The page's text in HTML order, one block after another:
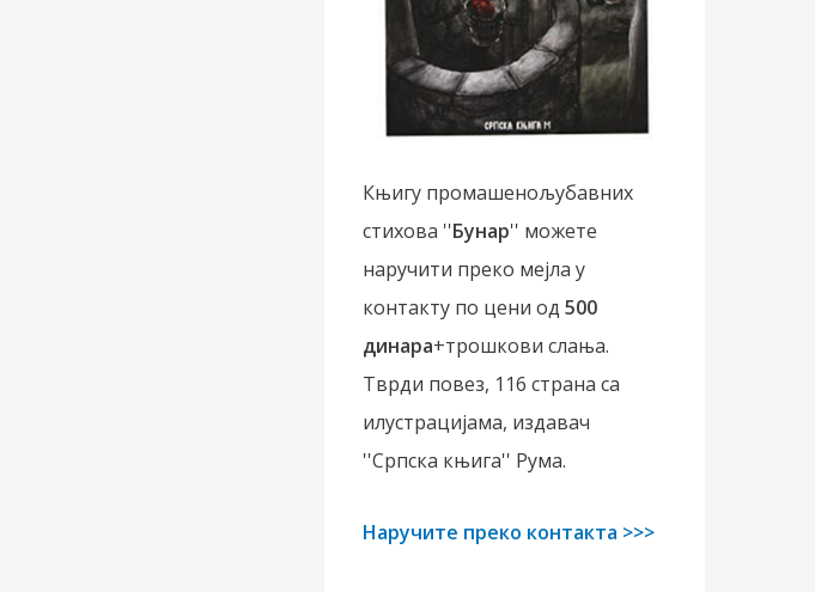
Књигу промашенољубавних
стихова ''Бунар'' можете
наручити преко мејла у
контакту по цени од 500
динара+трошкови слања.
Тврди повез, 116 страна са
илустрацијама, издавач
''Српска књига'' Рума.
Наручите преко контакта >>>